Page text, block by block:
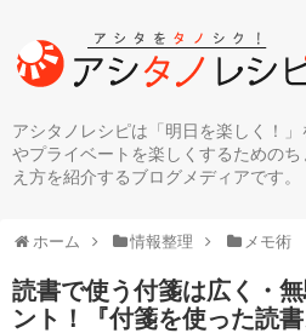
アシタノレシピは「明日を楽しく！
やプライベートを楽しくするための
え方を紹介するブログメディアです。
ホーム 情報整理 メモ術
読書で使う付箋は広く・
ント！『付箋を使った読書